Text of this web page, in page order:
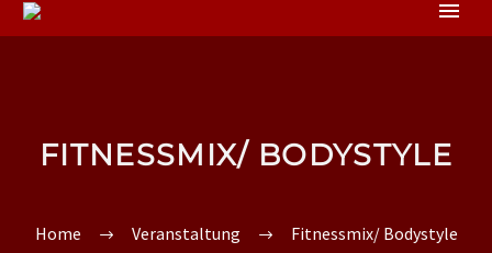
FITNESSMIX/ BODYSTYLE
Home Veranstaltung Fitnessmix/ Bodystyle